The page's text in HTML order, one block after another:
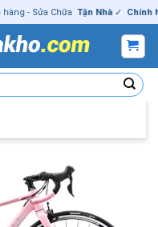
- Sửa Chữa Tận Nhà ✓ Chính hãng